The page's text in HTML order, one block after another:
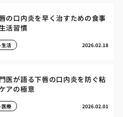
の口内炎を早く治すための食事
活習慣
2026.02.18
生活
医が語る下唇の口内炎を防ぐ粘
アの極意
2026.02.01
医療